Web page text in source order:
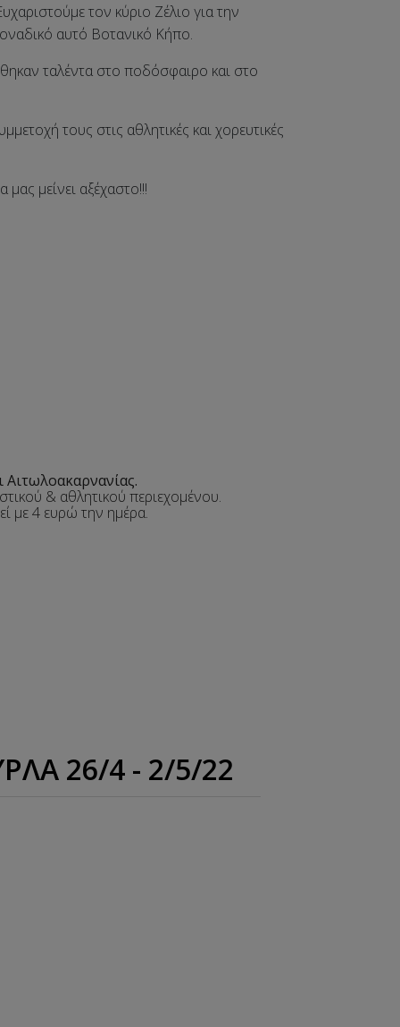
τον κύριο Ζέλιο για την
αυτό Βοτανικό Κήπο.
ταλέντα στο ποδόσφαιρο και στο
τους στις αθλητικές και χορευτικές
μείνει αξέχαστο!!!
& αθλητικού περιεχομένου.
με 4 ευρώ την ημέρα.
26/4 - 2/5/22